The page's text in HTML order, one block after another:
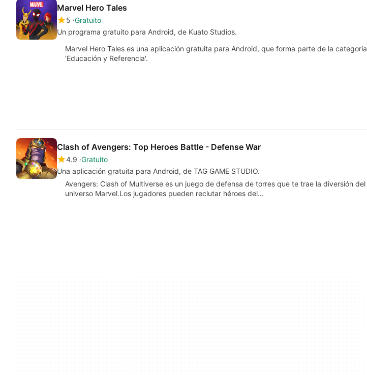
Marvel Hero Tales
5 Gratuito
Un programa gratuito para Android, de Kuato Studios.
Marvel Hero Tales es una aplicación gratuita para Android, que forma parte de la categoría
'Educación y Referencia'.
Clash of Avengers: Top Heroes Battle - Defense War
4.9 Gratuito
Una aplicación gratuita para Android, de TAG GAME STUDIO.
Avengers: Clash of Multiverse es un juego de defensa de torres que te trae la diversión del
universo Marvel.Los jugadores pueden reclutar héroes del…